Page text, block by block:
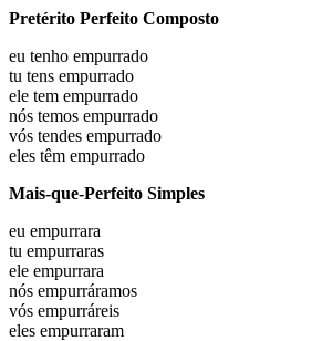
Pretérito Perfeito Composto
eu tenho empurrado
tu tens empurrado
ele tem empurrado
nós temos empurrado
vós tendes empurrado
eles têm empurrado
Mais-que-Perfeito Simples
eu empurrara
tu empurraras
ele empurrara
nós empurráramos
vós empurráreis
eles empurraram